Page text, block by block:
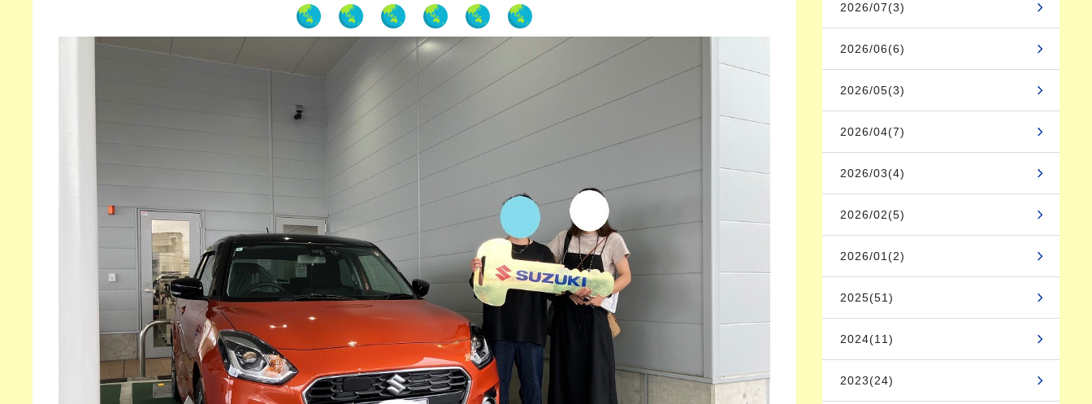
2026/07(3)
2026/06(6)
2026/05(3)
2026/04(7)
2026/03(4)
2026/02(5)
2026/01(2)
2025(51)
2024(11)
2023(24)